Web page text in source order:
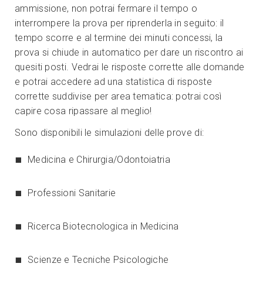
ammissione, non potrai fermare il tempo o
interrompere la prova per riprenderla in seguito: il
tempo scorre e al termine dei minuti concessi, la
prova si chiude in automatico per dare un riscontro ai
quesiti posti. Vedrai le risposte corrette alle domande
e potrai accedere ad una statistica di risposte
corrette suddivise per area tematica: potrai così
capire cosa ripassare al meglio!
Sono disponibili le simulazioni delle prove di:
Medicina e Chirurgia/Odontoiatria
Professioni Sanitarie
Ricerca Biotecnologica in Medicina
Scienze e Tecniche Psicologiche